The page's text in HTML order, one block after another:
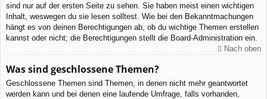
sind nur auf der ersten Seite zu sehen. Sie haben meist einen wichtigen
Inhalt, weswegen du sie lesen solltest. Wie bei den Bekanntmachungen
hängt es von deinen Berechtigungen ab, ob du wichtige Themen erstellen
kannst oder nicht; die Berechtigungen stellt die Board-Administration ein.
Nach oben
Was sind geschlossene Themen?
Geschlossene Themen sind Themen, in denen nicht mehr geantwortet
werden kann und bei denen eine laufende Umfrage, falls vorhanden,